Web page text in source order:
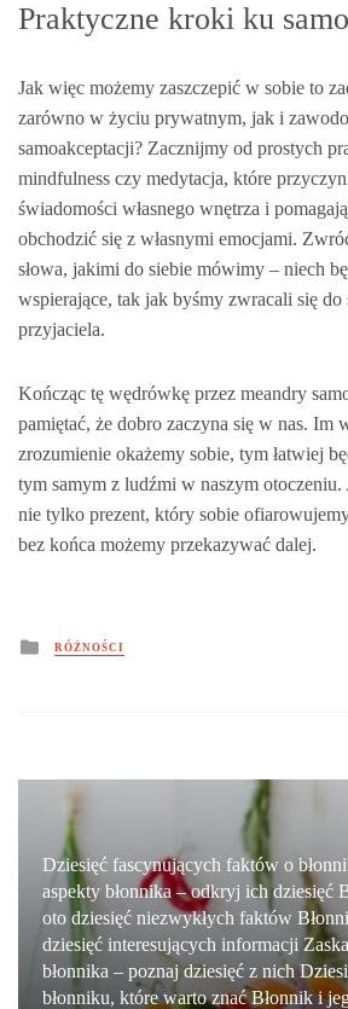
Praktyczne kroki ku
Jak więc możemy zaszczepić w sobie to
zarówno w życiu prywatnym, jak i
samoakceptacji? Zacznijmy od prostych
mindfulness czy medytacja, które
świadomości własnego wnętrza i
obchodzić się z własnymi emocjami.
słowa, jakimi do siebie mówimy – niech
wspierające, tak jak byśmy zwracali się do
przyjaciela.
Kończąc tę wędrówkę przez meandry
pamiętać, że dobro zaczyna się w nas. Im
zrozumienie okażemy sobie, tym łatwiej
tym samym z ludźmi w naszym otoczeniu.
nie tylko prezent, który sobie
bez końca możemy przekazywać dalej.
Posted
in
RÓŻNOŚCI
Dziesięć fascynujących faktów o
aspekty błonnika – odkryj ich dziesięć
oto dziesięć niezwykłych faktów
dziesięć interesujących informacji
błonnika – poznaj dziesięć z nich
błonniku, które warto znać Błonnik i